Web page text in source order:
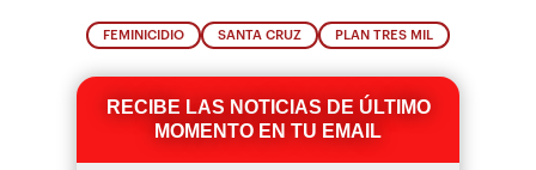
FEMINICIDIO SANTA CRUZ PLAN TRES MIL
RECIBE LAS NOTICIAS DE ÚLTIMO
MOMENTO EN TU EMAIL